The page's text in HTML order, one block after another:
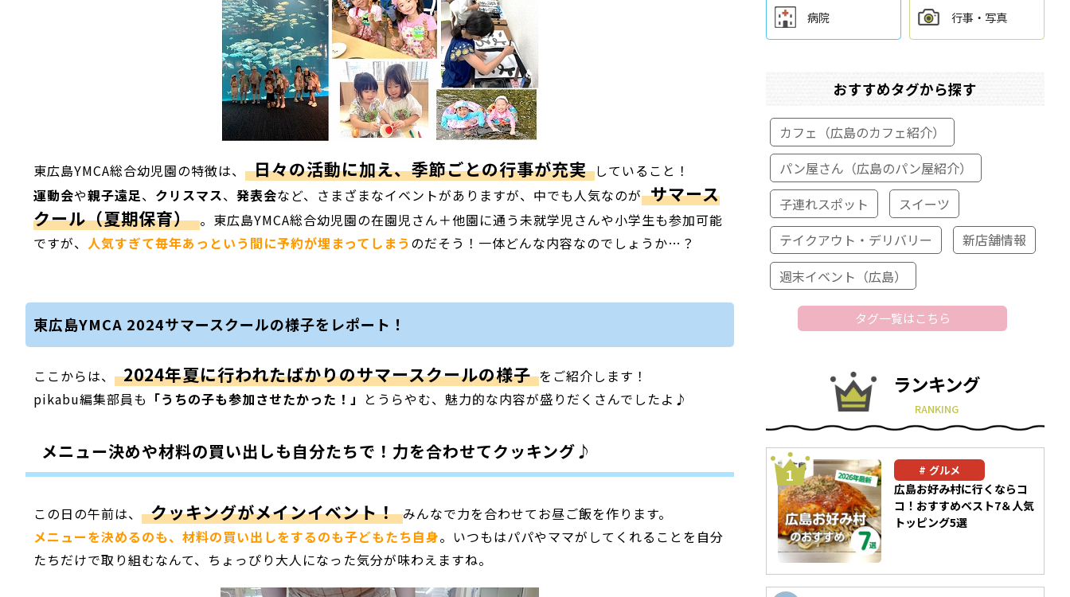
東広島YMCA総合幼児園の特徴は、 日々の活動に加え、季節ごとの行事が充実 していること！
運動会や親子遠足、 クリスマス、 発表会など、さまざまなイベントがありますが、 中でも人気なのが サマース
クール（夏期保育） 。 東広島YMCA総合幼児園の在園児さん＋他園に通う未就学児さんや小学生も参加可能
ですが、 人気すぎて毎年あっという間に予約が埋まってしまうのだそう！一体どんな内容なのでしょうか…？
東広島YMCA 2024サマースクールの様子をレポート！
ここからは、 2024年夏に行われたばかりのサマースクールの様子 をご紹介します！
pikabu編集部員も 「うちの子も参加させたかった！」 とうらやむ、魅力的な内容が盛りだくさんでしたよ♪
メニュー決めや材料の買い出しも自分たちで！力を合わせてクッキング♪
この日の午前は、 クッキングがメインイベント！ みんなで力を合わせてお昼ご飯を作ります。
メニューを決めるのも、材料の買い出しをするのも子どもたち自身。いつもはパパやママがしてくれることを自分
たちだけで取り組むなんて、ちょっぴり大人になった気分が味わえますね。
病院 行事・写真
おすすめタグから探す
カフェ（広島のカフェ紹介）
パン屋さん（広島のパン屋紹介）
子連れスポット
スイーツ
テイクアウト・デリバリー
新店舗情報
週末イベント（広島）
タグ一覧はこちら
ランキング
RANKING
グルメ
広島お好み村に行くならコ
コ！おすすめベスト7＆人気
トッピング5選